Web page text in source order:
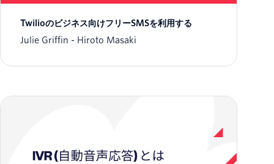
Twilioのビジネス向けフリーSMSを利用する
Julie Griffin
Hiroto Masaki